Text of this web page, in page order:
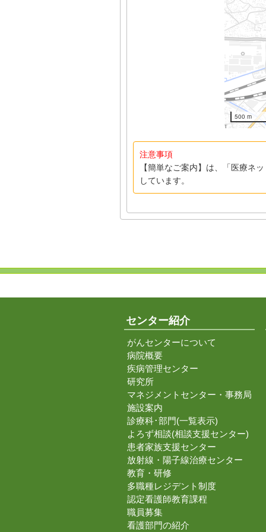
500 m
注意事項
【簡単なご案内】は、「医療ネ
しています。
センター紹介
がんセンターについて
病院概要
疾病管理センター
研究所
マネジメントセンター・事務局
施設案内
診療科･部門(一覧表示)
よろず相談(相談支援センター)
患者家族支援センター
放射線・陽子線治療センター
教育・研修
多職種レジデント制度
認定看護師教育課程
職員募集
看護部門の紹介